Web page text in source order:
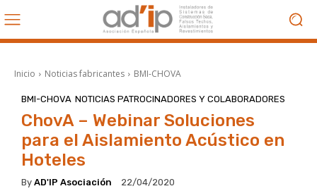
Inicio Noticias fabricantes BMI-CHOVA
BMI-CHOVA NOTICIAS PATROCINADORES Y COLABORADORES
ChovA – Webinar Soluciones
para el Aislamiento Acústico en
Hoteles
By AD'IP Asociación 22/04/2020